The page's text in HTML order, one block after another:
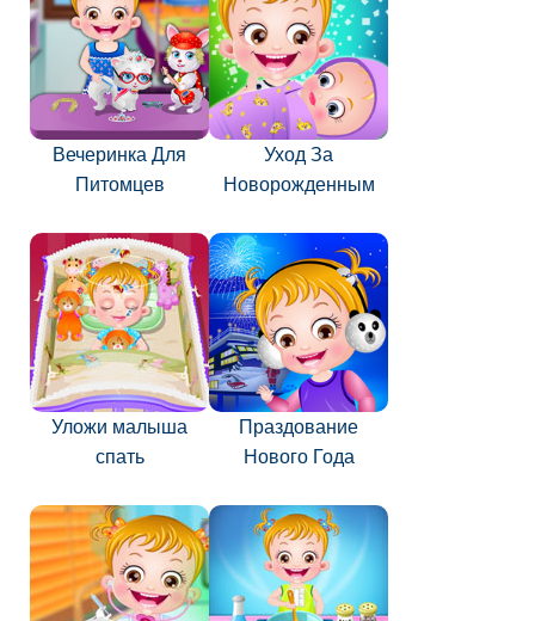
Вечеринка Для
Питомцев
Уход За
Новорожденным
Уложи малыша
спать
Праздование
Нового Года